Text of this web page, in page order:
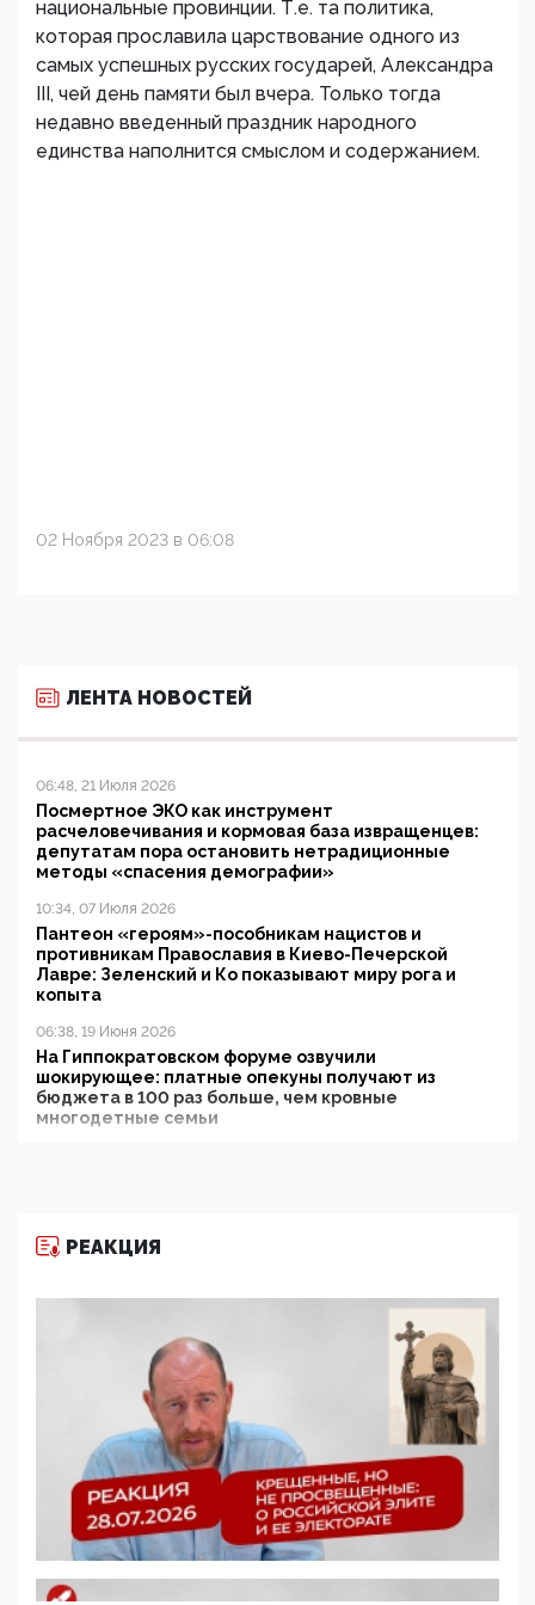
национальные провинции. Т.е. та политика,
которая прославила царствование одного из
самых успешных русских государей, Александра
III, чей день памяти был вчера. Только тогда
недавно введенный праздник народного
единства наполнится смыслом и содержанием.
02 Ноября 2023 в 06:08
ЛЕНТА НОВОСТЕЙ
06:48, 21 Июля 2026
Посмертное ЭКО как инструмент
расчеловечивания и кормовая база извращенцев:
депутатам пора остановить нетрадиционные
методы «спасения демографии»
10:34, 07 Июля 2026
Пантеон «героям»-пособникам нацистов и
противникам Православия в Киево-Печерской
Лавре: Зеленский и Ко показывают миру рога и
копыта
06:38, 19 Июня 2026
На Гиппократовском форуме озвучили
шокирующее: платные опекуны получают из
бюджета в 100 раз больше, чем кровные
многодетные семьи
11:53, 09 Июня 2026
деятельность ИИТО ЮНЕСКО в России, но
цифроглобалисты продолжают определять
повестку в образовании
09:43, 01 Июня 2026
5G за счет здоровья граждан: Минцифры намерено
отобрать у регионов и муниципалитетов право
защищать жилые дома и социальные объекты от
05:58, 26 Мая 2026
Роскомнадзор освободили от борца с
деструктивным и опасным контентом
07:39, 25 Мая 2026
РЕАКЦИЯ